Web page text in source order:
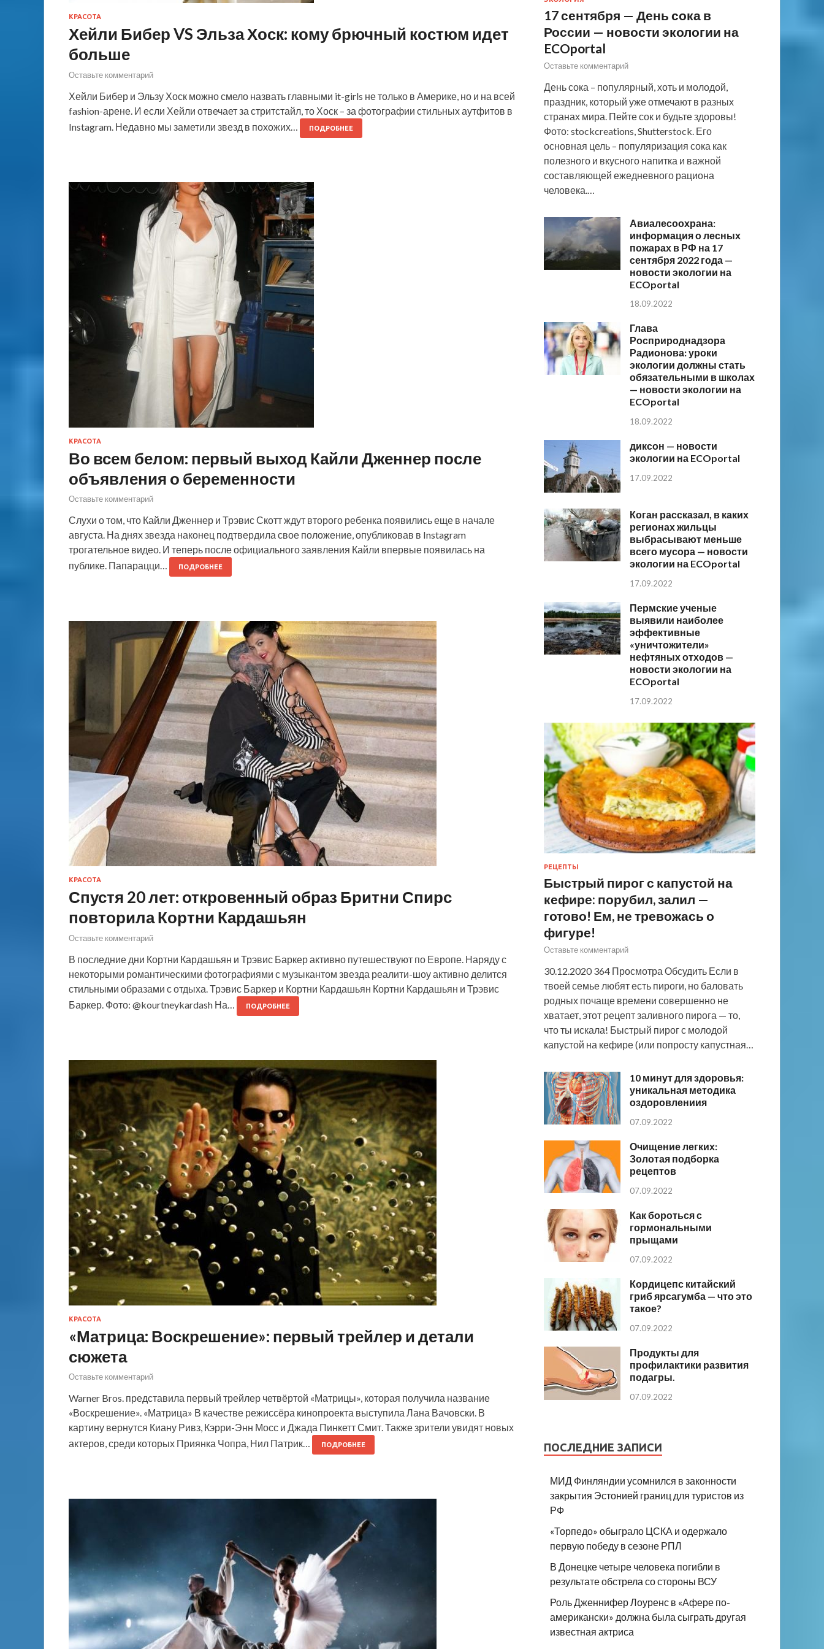
КРАСОТА
Хейли Бибер VS Эльза Хоск: кому брючный костюм идет
больше
Оставьте комментарий
Хейли Бибер и Эльзу Хоск можно смело назвать главными it-girls не только в Америке, но и на всей
fashion-арене. И если Хейли отвечает за стритстайл, то Хоск – за фотографии стильных аутфитов в
Instagram. Недавно мы заметили звезд в похожих…
ПОДРОБНЕЕ
КРАСОТА
Во всем белом: первый выход Кайли Дженнер после
объявления о беременности
Оставьте комментарий
Слухи о том, что Кайли Дженнер и Трэвис Скотт ждут второго ребенка появились еще в начале
августа. На днях звезда наконец подтвердила свое положение, опубликовав в Instagram
трогательное видео. И теперь после официального заявления Кайли впервые появилась на
публике. Папарацци…
ПОДРОБНЕЕ
КРАСОТА
Спустя 20 лет: откровенный образ Бритни Спирс
повторила Кортни Кардашьян
Оставьте комментарий
В последние дни Кортни Кардашьян и Трэвис Баркер активно путешествуют по Европе. Наряду с
некоторыми романтическими фотографиями с музыкантом звезда реалити-шоу активно делится
стильными образами с отдыха. Трэвис Баркер и Кортни Кардашьян Кортни Кардашьян и Трэвис
Баркер. Фото: @kourtneykardash На…
ПОДРОБНЕЕ
КРАСОТА
«Матрица: Воскрешение»: первый трейлер и детали
сюжета
Оставьте комментарий
Warner Bros. представила первый трейлер четвёртой «Матрицы», которая получила название
«Воскрешение». «Матрица» В качестве режиссёра кинопроекта выступила Лана Вачовски. В
картину вернутся Киану Ривз, Кэрри-Энн Мосс и Джада Пинкетт Смит. Также зрители увидят новых
актеров, среди которых Приянка Чопра, Нил Патрик…
ПОДРОБНЕЕ
17 сентября — День сока в
России — новости экологии на
ECOportal
Оставьте комментарий
День сока – популярный, хоть и молодой,
праздник, который уже отмечают в разных
странах мира. Пейте сок и будьте здоровы!
Фото: stockcreations, Shutterstock. Его
основная цель – популяризация сока как
полезного и вкусного напитка и важной
составляющей ежедневного рациона
человека.…
Авиалесоохрана:
информация о лесных
пожарах в РФ на 17
сентября 2022 года —
новости экологии на
ECOportal
18.09.2022
Глава
Росприроднадзора
Радионова: уроки
экологии должны стать
обязательными в школах
— новости экологии на
ECOportal
18.09.2022
диксон — новости
экологии на ECOportal
17.09.2022
Коган рассказал, в каких
регионах жильцы
выбрасывают меньше
всего мусора — новости
экологии на ECOportal
17.09.2022
Пермские ученые
выявили наиболее
эффективные
«уничтожители»
нефтяных отходов —
новости экологии на
ECOportal
17.09.2022
РЕЦЕПТЫ
Быстрый пирог с капустой на
кефире: порубил, залил —
готово! Ем, не тревожась о
фигуре!
Оставьте комментарий
30.12.2020 364 Просмотра Обсудить Если в
твоей семье любят есть пироги, но баловать
родных почаще времени совершенно не
хватает, этот рецепт заливного пирога — то,
что ты искала! Быстрый пирог с молодой
капустой на кефире (или попросту капустная…
10 минут для здоровья:
уникальная методика
оздоровлениия
07.09.2022
Очищение легких:
Золотая подборка
рецептов
07.09.2022
Как бороться с
гормональными
прыщами
07.09.2022
Кордицепс китайский
гриб ярсагумба — что это
такое?
07.09.2022
Продукты для
профилактики развития
подагры.
07.09.2022
ПОСЛЕДНИЕ ЗАПИСИ
МИД Финляндии усомнился в законности
закрытия Эстонией границ для туристов из
РФ
«Торпедо» обыграло ЦСКА и одержало
первую победу в сезоне РПЛ
В Донецке четыре человека погибли в
результате обстрела со стороны ВСУ
Роль Дженнифер Лоуренс в «Афере по-
американски» должна была сыграть другая
известная актриса